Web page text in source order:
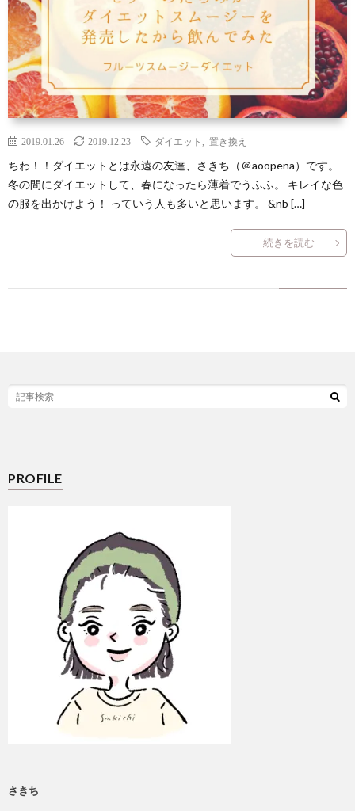
プ
ト
で
ほ
し
事
８
リ
ー
一
ト
マ
ッ
ラ
イ
バ
ポ
リ
2019.01.26 2019.12.23 ダイエット 置き換え
ちわ！！ダイエットとは永遠の友達、さきち（＠aoopena）です。
冬の間にダイエットして、春になったら薄着でうふふ。 キレイな色
の服を出かけよう！ っていう人も多いと思います。 &nb […]
続きを読む
PROFILE
さきち